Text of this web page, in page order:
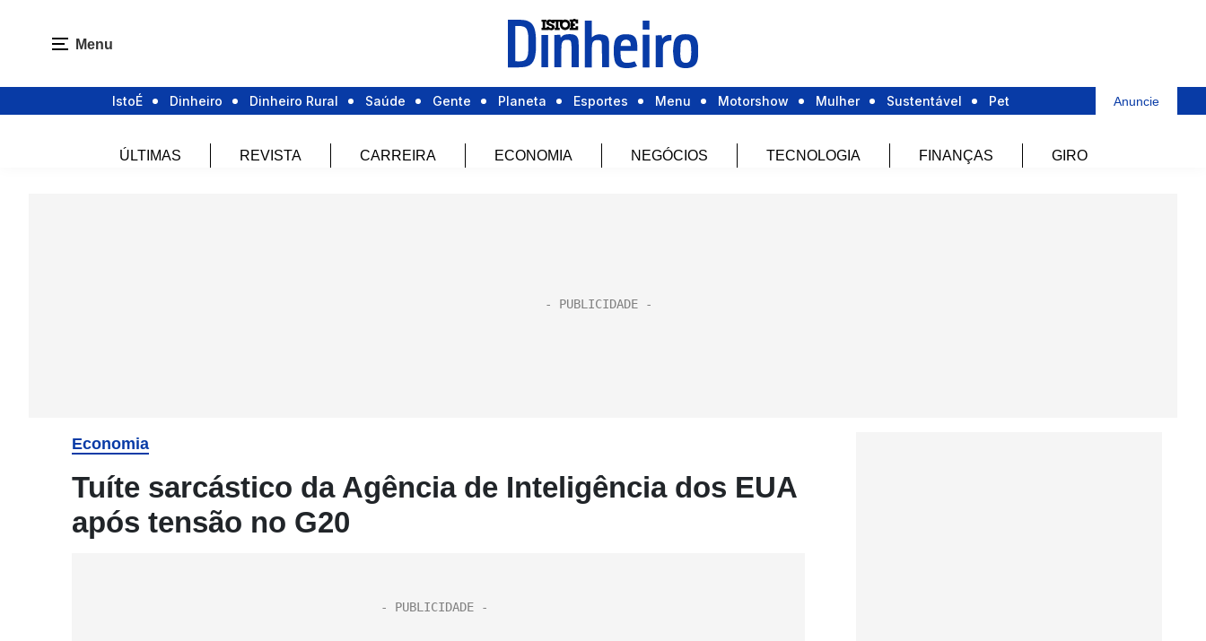
Menu
IstoÉ Dinheiro Dinheiro Rural Saúde Gente Planeta Esportes Menu Motorshow Mulher Sustentável Pet Anuncie
ÚLTIMAS REVISTA CARREIRA ECONOMIA NEGÓCIOS TECNOLOGIA FINANÇAS GIRO
Economia
Tuíte sarcástico da Agência de Inteligência dos EUA
após tensão no G20